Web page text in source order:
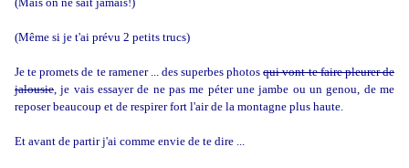
(Même si je t'ai prévu 2 petits trucs)
Je te promets de te ramener ... des superbes photosqui vont te faire pleurer de
jalousie, je vais essayer de ne pas me péter une jambe ou un genou, de me
reposer beaucoup et de respirer fort l'air de la montagne plus haute.
Et avant de partir j'ai comme envie de te dire ...